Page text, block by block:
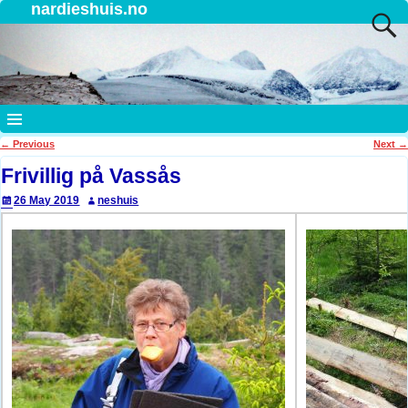
nardieshuis.no
Post navigation
← Previous Next →
Frivillig på Vassås
26 May 2019 neshuis